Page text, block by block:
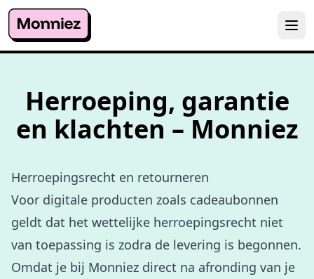
Herroeping, garantie
en klachten – Monniez
Herroepingsrecht en retourneren
Voor digitale producten zoals cadeaubonnen
geldt dat het wettelijke herroepingsrecht niet
van toepassing is zodra de levering is begonnen.
Omdat je bij Monniez direct na afronding van je